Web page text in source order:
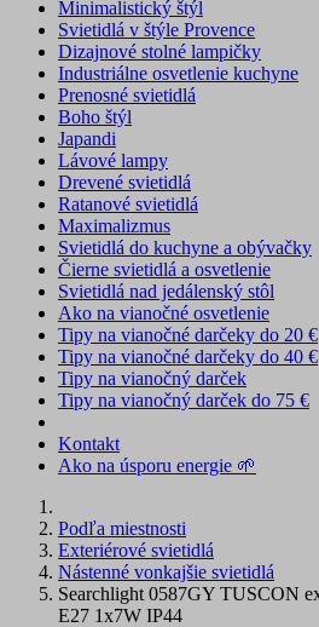
Minimalistický štýl
Svietidlá v štýle Provence
Dizajnové stolné lampičky
Industriálne osvetlenie kuchyne
Prenosné svietidlá
Boho štýl
Japandi
Lávové lampy
Drevené svietidlá
Ratanové svietidlá
Maximalizmus
Svietidlá do kuchyne a obývačky
Čierne svietidlá a osvetlenie
Svietidlá nad jedálenský stôl
Ako na vianočné osvetlenie
Tipy na vianočné darčeky do 20 €
Tipy na vianočné darčeky do 40 €
Tipy na vianočný darček
Tipy na vianočný darček do 75 €
Kontakt
Ako na úsporu energie 🌱
Podľa miestnosti
Exteriérové svietidlá
Nástenné vonkajšie svietidlá
Searchlight 0587GY TUSCON
E27 1x7W IP44